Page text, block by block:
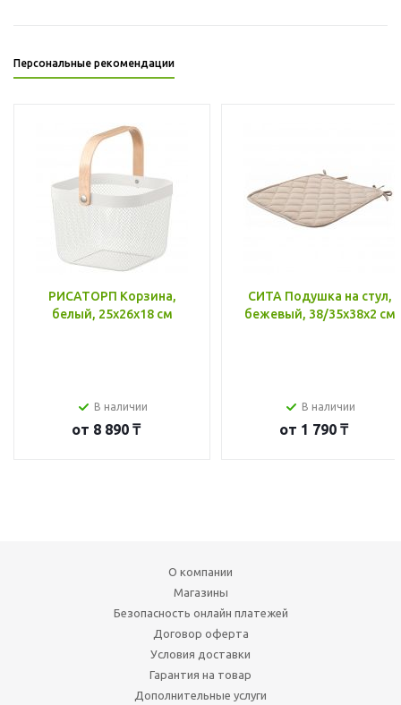
Персональные рекомендации
РИСАТОРП Корзина,
белый, 25x26x18 см
В наличии
от 8 890 ₸
СИТА Подушка на стул,
бежевый, 38/35x38x2 см
В наличии
от 1 790 ₸
О компании
Магазины
Безопасность онлайн платежей
Договор оферта
Условия доставки
Гарантия на товар
Дополнительные услуги